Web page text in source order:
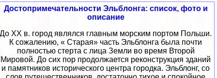
Достопримечательности Эльблонга: список, фото и
описание
До XX в. город являлся главным морским портом Польши.
К сожалению, « Старая» часть Эльблонга была почти
полностью стерта с лица Земли во время Второй
Мировой. До сих пор продолжается реконструкция зданий
и памятников исторического центра городка. Эльблонг, со